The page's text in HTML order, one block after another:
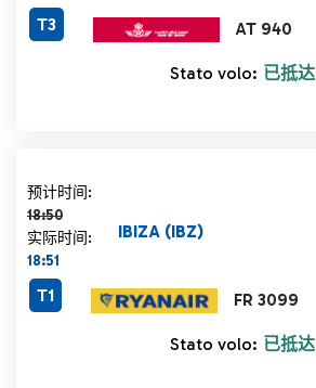
AT 940
T3
Stato volo: 已抵达
预计时间:
18:50
计划时间 18:50 删除线
实际时间:
18:51
FR 3099
IBIZA (IBZ)
T1
Stato volo: 已抵达